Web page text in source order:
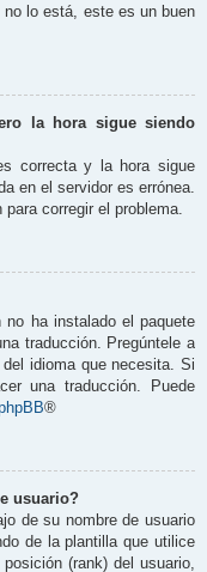
lo está, este es un buen
la hora sigue siendo
correcta y la hora sigue
en el servidor es errónea.
corregir el problema.
ha instalado el paquete
traducción. Pregúntele a
idioma que necesita. Si
una traducción. Puede
®
usuario?
de su nombre de usuario
de la plantilla que utilice
(rank) del usuario,